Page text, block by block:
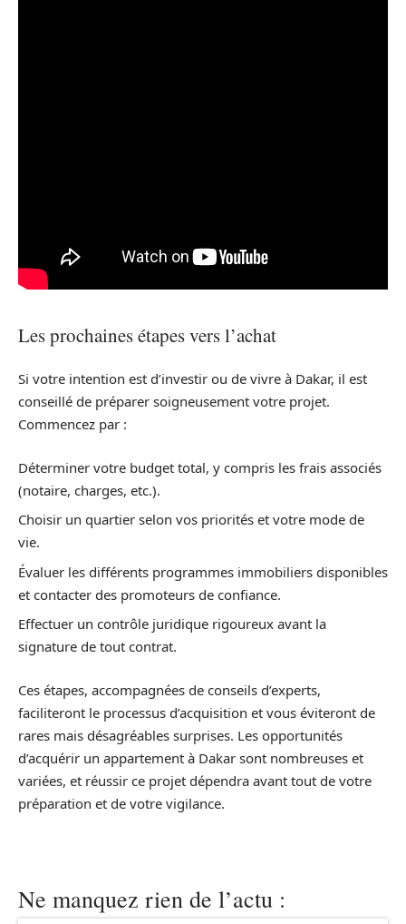
Les prochaines étapes vers l’achat
Si votre intention est d’investir ou de vivre à Dakar, il est
conseillé de préparer soigneusement votre projet.
Commencez par :
Déterminer votre budget total, y compris les frais associés
(notaire, charges, etc.).
Choisir un quartier selon vos priorités et votre mode de
vie.
Évaluer les différents programmes immobiliers disponibles
et contacter des promoteurs de confiance.
Effectuer un contrôle juridique rigoureux avant la
signature de tout contrat.
Ces étapes, accompagnées de conseils d’experts,
faciliteront le processus d’acquisition et vous éviteront de
rares mais désagréables surprises. Les opportunités
d’acquérir un appartement à Dakar sont nombreuses et
variées, et réussir ce projet dépendra avant tout de votre
préparation et de votre vigilance.
Ne manquez rien de l’actu :